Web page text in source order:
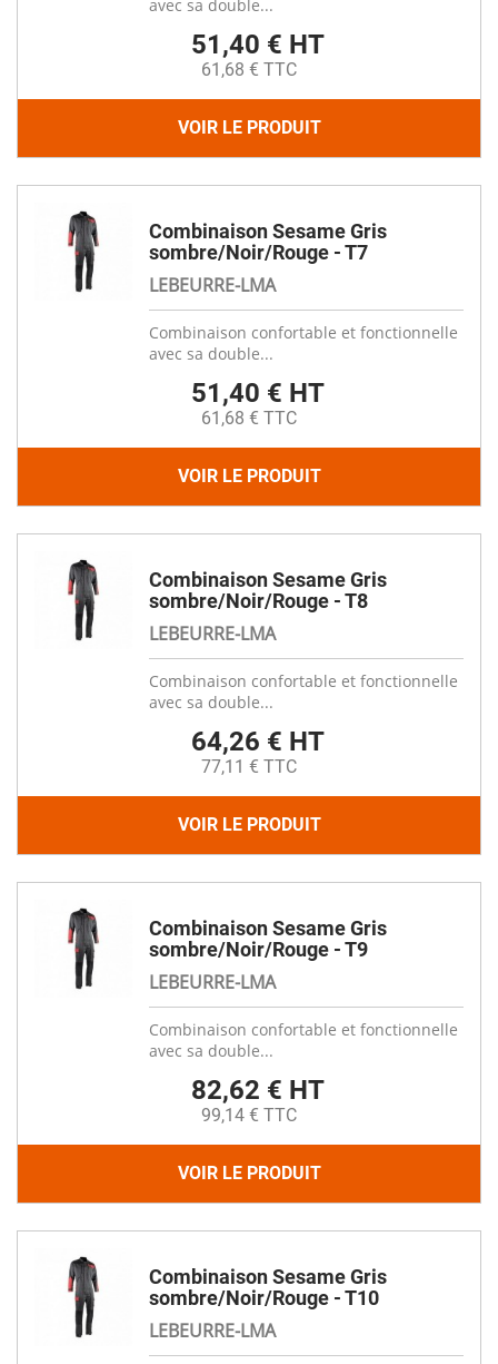
avec sa double...
51,40 € HT
61,68 € TTC
VOIR LE PRODUIT
Combinaison Sesame Gris
sombre/Noir/Rouge - T7
LEBEURRE-LMA
Combinaison confortable et fonctionnelle
avec sa double...
51,40 € HT
61,68 € TTC
VOIR LE PRODUIT
Combinaison Sesame Gris
sombre/Noir/Rouge - T8
LEBEURRE-LMA
Combinaison confortable et fonctionnelle
avec sa double...
64,26 € HT
77,11 € TTC
VOIR LE PRODUIT
Combinaison Sesame Gris
sombre/Noir/Rouge - T9
LEBEURRE-LMA
Combinaison confortable et fonctionnelle
avec sa double...
82,62 € HT
99,14 € TTC
VOIR LE PRODUIT
Combinaison Sesame Gris
sombre/Noir/Rouge - T10
LEBEURRE-LMA